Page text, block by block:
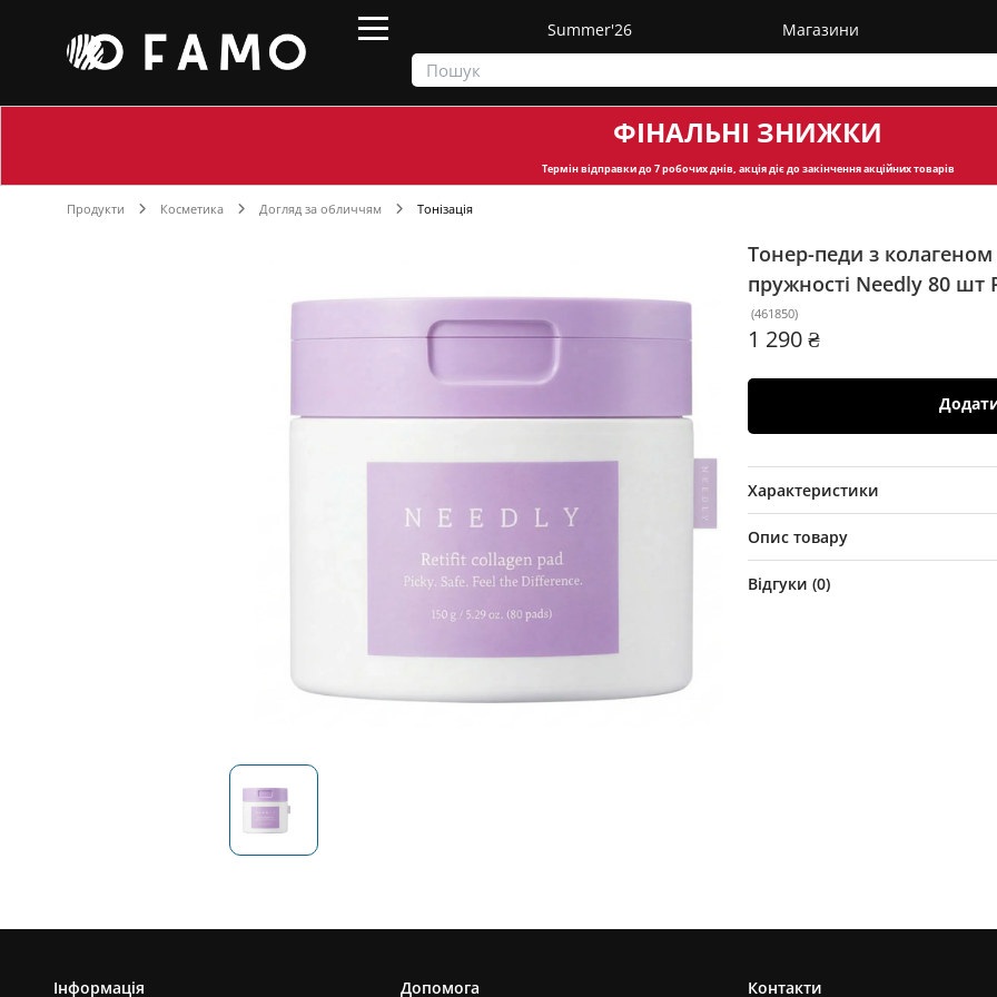
Summer'26 Магазини
ФІНАЛЬНІ ЗНИЖКИ
Термін відправкидо 7 робочих днів, акція діє до закінчення акційних товарів
Продукти Косметика Догляд за обличчям Тонізація
Тонер-педи з
пружності Needly 80 шт
(461850)
1 290 ₴
Характеристики
Опис товару
Відгуки (0)
Інформація Допомога Контакти